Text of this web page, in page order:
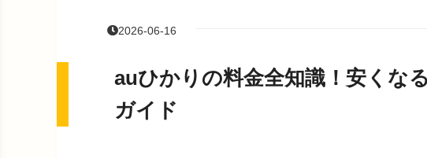
2026-06-16
auひかりの料金全知識！安くな
ガイド